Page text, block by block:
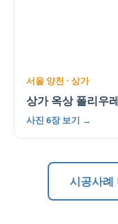
서울 양천 · 상가
상가 옥상 폴리우
사진 6장 보기 →
시공사